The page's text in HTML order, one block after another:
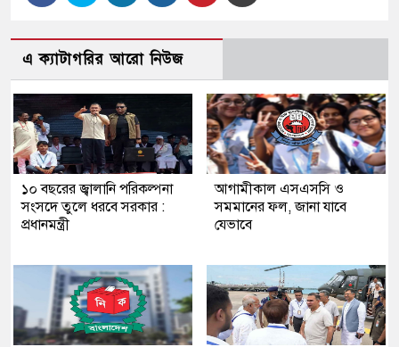
এ ক্যাটাগরির আরো নিউজ
১০ বছরের জ্বালানি পরিকল্পনা
সংসদে তুলে ধরবে সরকার :
প্রধানমন্ত্রী
আগামীকাল এসএসসি ও
সমমানের ফল, জানা যাবে
যেভাবে